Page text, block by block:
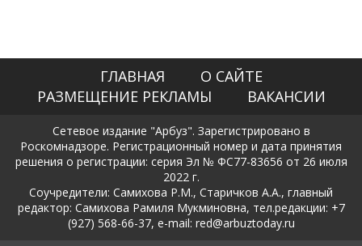
ГЛАВНАЯ
О САЙТЕ
РАЗМЕЩЕНИЕ РЕКЛАМЫ
ВАКАНСИИ
Сетевое издание "Арбуз". Зарегистрировано в
Роскомнадзоре. Регистрационный номер и дата принятия
решения о регистрации: серия Эл № ФС77-83656 от 26 июля
2022 г.
Соучредители: Самихова Р.М., Старичков А.А., главный
редактор: Самихова Рамиля Мукминовна, тел.редакции: +7
(927) 568-66-37, e-mail: red@arbuztoday.ru